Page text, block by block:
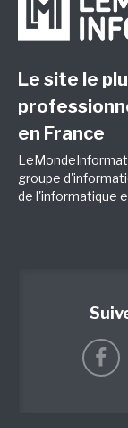
Le site le
en France
groupe
de l'informatique